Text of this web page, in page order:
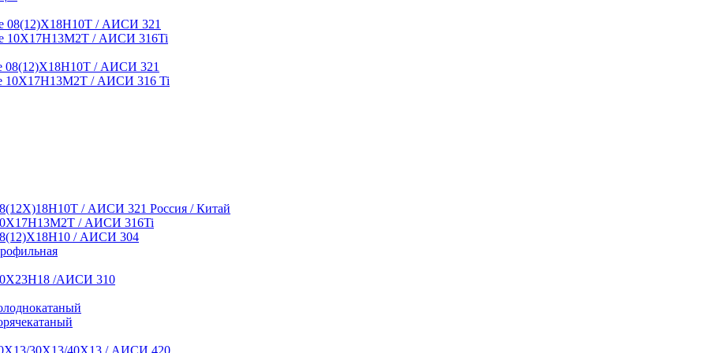
08(12)Х18Н10Т / АИСИ 321
10Х17Н13М2Т / АИСИ 316Ti
08(12)Х18Н10Т / АИСИ 321
10Х17Н13М2Т / АИСИ 316 Ti
/ АИСИ 321 Россия / Китай
/ АИСИ 316Ti
/ АИСИ 304
/АИСИ 310
30Х13/40Х13 / АИСИ 420